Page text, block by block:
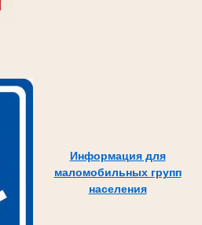
Информация для
маломобильных групп
населения